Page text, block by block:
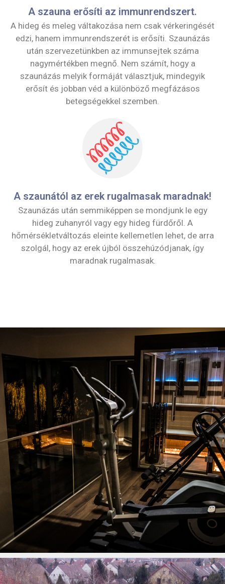
A szauna erősíti az immunrendszert.
A hideg és meleg váltakozása nem csak vérkeringését
edzi, hanem immunrendszerét is erősíti. Szaunázás
után szervezetünkben az immunsejtek száma
nagymértékben megnő. Nem számít, hogy a
szaunázás melyik formáját választjuk, mindegyik
erősít és jobban véd a különböző megfázásos
betegségekkel szemben.
A szaunától az erek rugalmasak maradnak!
Szaunázás után semmiképpen se mondjunk le egy
hideg zuhanyról vagy egy hideg fürdőről. A
hőmérsékletváltozás eleinte kellemetlen lehet, de arra
szolgál, hogy az erek újból összehúzódjanak, így
maradnak rugalmasak.